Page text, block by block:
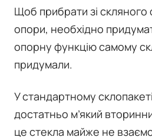
Щоб прибрати зі скляного
опори, необхідно
опорну функцію самому
придумали.
У стандартному
достатньо м’який
це стекла майже не